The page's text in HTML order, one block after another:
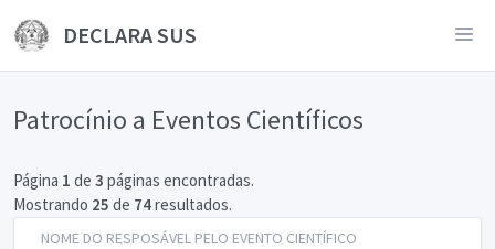
DECLARA SUS
Patrocínio a Eventos Científicos
Página 1 de 3 páginas encontradas.
Mostrando 25 de 74resultados.
NOME DO RESPOSÁVEL PELO EVENTO CIENTÍFICO